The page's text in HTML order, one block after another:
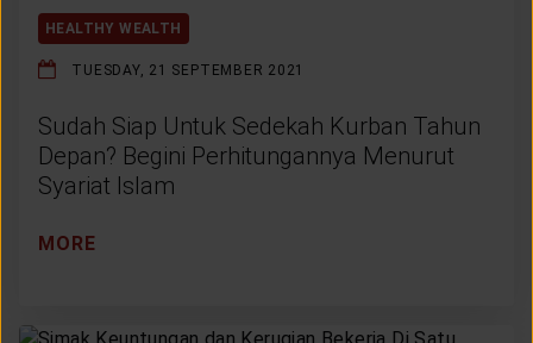
HEALTHY WEALTH
TUESDAY, 21 SEPTEMBER 2021
Sudah Siap Untuk Sedekah Kurban Tahun
Depan? Begini Perhitungannya Menurut
Syariat Islam
MORE